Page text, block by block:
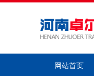
网站首页